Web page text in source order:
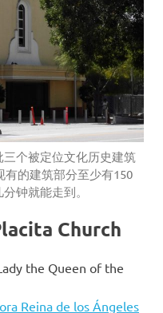
个被定位文化历史建筑
有的建筑部分至少有150
钟就能走到。
Church
the Queen of the
Reina de los Ángeles